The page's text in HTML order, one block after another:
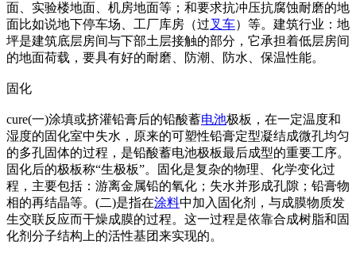
面、实验楼地面、机房地面等；和要求抗冲压抗腐蚀耐磨的地
面比如说地下停车场、工厂库房（过叉车）等。建筑行业：地
坪是建筑底层房间与下部土层接触的部分，它承担着低层房间
的地面荷载，要具有好的耐磨、防潮、防水、保温性能。
固化
cure(一)涂填或挤灌铅膏后的铅酸蓄电池极板，在一定温度和
湿度的固化室中失水，原来的可塑性铅膏定型凝结成微孔均匀
的多孔固体的过程，是铅酸蓄电池极板最后成型的重要工序。
固化后的极板称“生极板”。固化是复杂的物理、化学变化过
程，主要包括：游离金属铅的氧化；失水并形成孔隙；铅膏物
相的再结晶等。(二)是指在涂料中加入固化剂，与成膜物质发
生交联反应而干燥成膜的过程。这一过程是依靠合成树脂和固
化剂分子结构上的活性基团来实现的。